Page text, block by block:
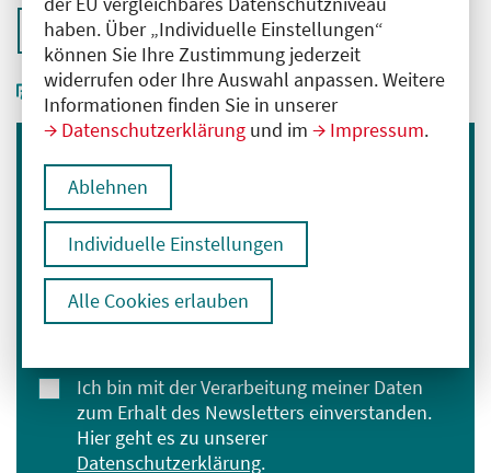
haben. Über „Individuelle Einstellungen“
können Sie Ihre Zustimmung jederzeit
widerrufen oder Ihre Auswahl anpassen. Weitere
Informationen finden Sie in unserer
Datenschutzerklärung und im Impressum.
Ablehnen
Individuelle Einstellungen
Alle Cookies erlauben
Zurück zur Übersicht
Immer informiert bleiben
Melden Sie sich für unseren Newsletter an:
E-Mail-Adresse eingeben
Ich bin mit der Verarbeitung meiner Daten
zum Erhalt des Newsletters einverstanden.
Hier geht es zu unserer
Datenschutzerklärung.
Anmelden